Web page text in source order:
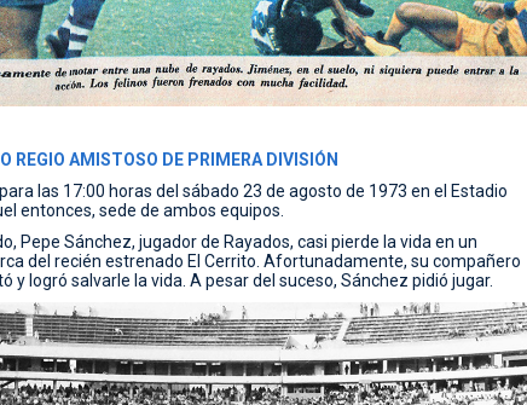
REGIO AMISTOSO DE PRIMERA DIVISIÓN
las 17:00 horas del sábado 23 de agosto de 1973 en el Estadio
entonces, sede de ambos equipos.
Pepe Sánchez, jugador de Rayados, casi pierde la vida en un
del recién estrenado El Cerrito. Afortunadamente, su compañero
y logró salvarle la vida. A pesar del suceso, Sánchez pidió jugar.